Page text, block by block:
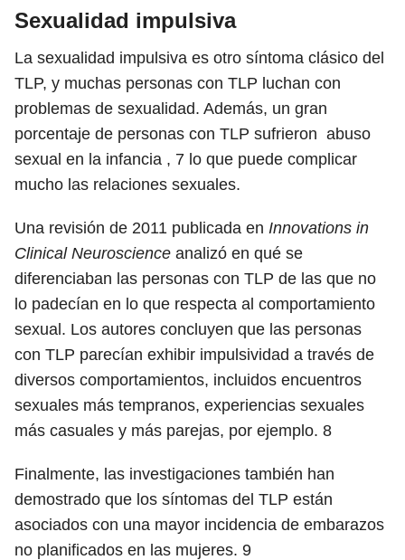
Sexualidad impulsiva
La sexualidad impulsiva es otro síntoma clásico del
TLP, y muchas personas con TLP luchan con
problemas de sexualidad. Además, un gran
porcentaje de personas con TLP sufrieron abuso
sexual en la infancia , 7 lo que puede complicar
mucho las relaciones sexuales.
Una revisión de 2011 publicada en Innovations in
Clinical Neuroscience analizó en qué se
diferenciaban las personas con TLP de las que no
lo padecían en lo que respecta al comportamiento
sexual. Los autores concluyen que las personas
con TLP parecían exhibir impulsividad a través de
diversos comportamientos, incluidos encuentros
sexuales más tempranos, experiencias sexuales
más casuales y más parejas, por ejemplo. 8
Finalmente, las investigaciones también han
demostrado que los síntomas del TLP están
asociados con una mayor incidencia de embarazos
no planificados en las mujeres. 9